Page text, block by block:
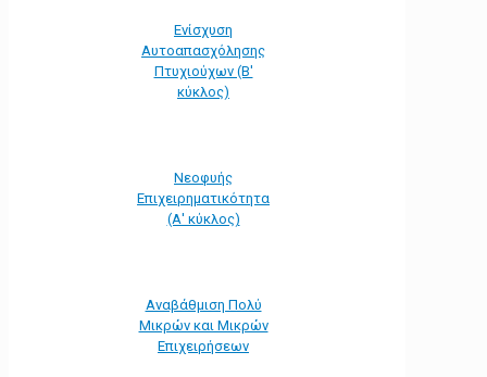
Ενίσχυση
Αυτοαπασχόλησης
Πτυχιούχων (Β'
κύκλος)
Νεοφυής
Επιχειρηματικότητα
(Α' κύκλος)
Αναβάθμιση Πολύ
Μικρών και Μικρών
Επιχειρήσεων